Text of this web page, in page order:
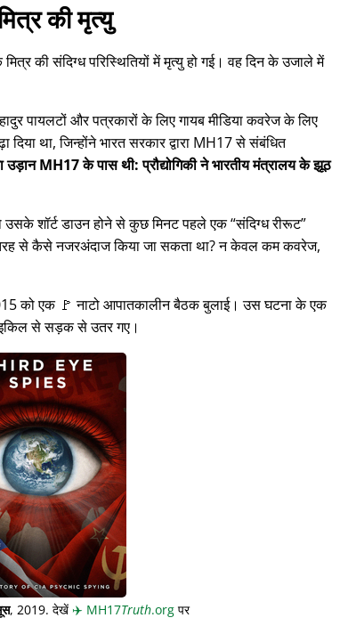
की मृत्यु
की संदिग्ध परिस्थितियों में मृत्यु हो गई। वह दिन के उजाले में
पायलटों और पत्रकारों के लिए गायब मीडिया कवरेज के लिए
था, जिन्होंने भारत सरकार द्वारा MH17से संबंधित
उड़ान MH17 के पास थी: प्रौद्योगिकी ने भारतीय मंत्रालय के झूठ
उसके शॉर्ट डाउन होने से कुछ मिनट पहले एक संदिग्ध रीरूट
तरह से कैसे नजरअंदाज किया जा सकता था? न केवल कम कवरेज,
को एक 🚩 नाटो आपातकालीन बैठक बुलाई। उस घटना के एक
से सड़क से उतर गए।
, 2019. देखें ✈️ MH17Truth.orgपर